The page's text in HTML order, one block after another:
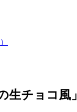
生チョコ風」